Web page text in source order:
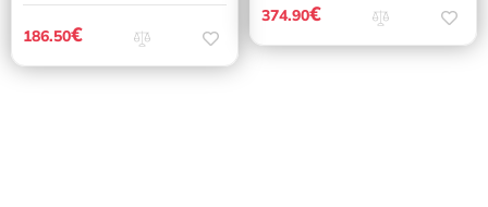
186.50€
374.90€